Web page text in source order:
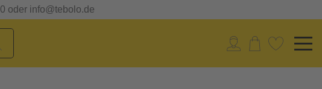
oder info@tebolo.de